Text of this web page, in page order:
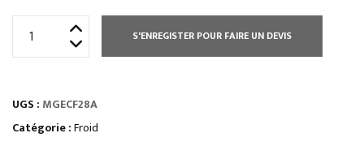
GLACONS
CREUX
S'ENREGISTER POUR FAIRE UN DEVIS
UGS : MGECF28A
Catégorie :Froid